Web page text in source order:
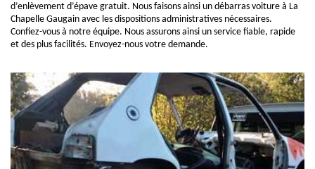
d’enlèvement d’épave gratuit. Nous faisons ainsi un débarras voiture à La
Chapelle Gaugain avec les dispositions administratives nécessaires.
Confiez-vous à notre équipe. Nous assurons ainsi un service fiable, rapide
et des plus facilités. Envoyez-nous votre demande.